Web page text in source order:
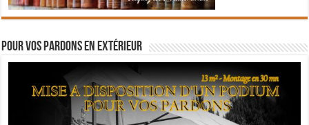
Pour vos pardons en extérieur